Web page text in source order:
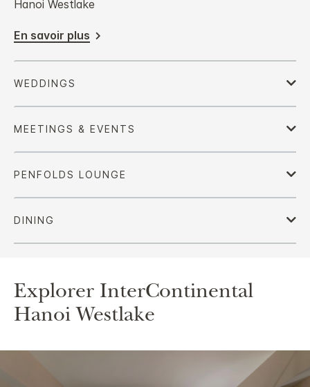
Hanoi Westlake
En savoir plus
Explorer InterContinental
Hanoi Westlake